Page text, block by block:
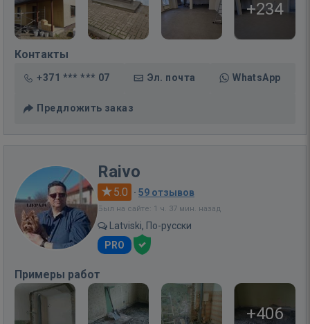
+234
Контакты
+371 *** *** 07 Эл. почта WhatsApp
Предложить заказ
Raivo
5.0 · 59 отзывов
Был на сайте: 1 ч. 37 мин. назад
Latviski, По-русски
PRO
Примеры работ
+406